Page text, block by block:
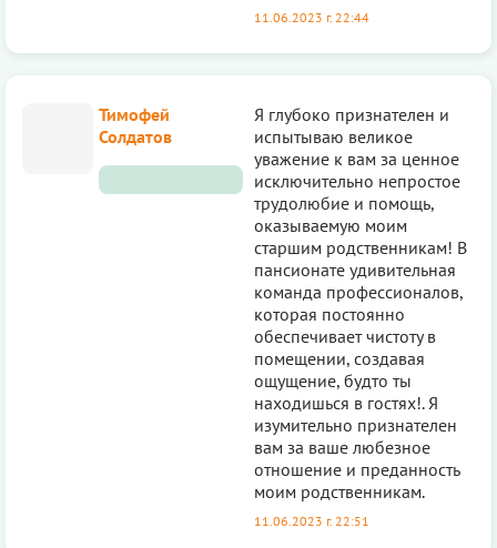
11.06.2023 г. 22:44
Тимофей
Солдатов
Я глубоко признателен и
испытываю великое
уважение к вам за ценное
исключительно непростое
трудолюбие и помощь,
оказываемую моим
старшим родственникам! В
пансионате удивительная
команда профессионалов,
которая постоянно
обеспечивает чистоту в
помещении, создавая
ощущение, будто ты
находишься в гостях!. Я
изумительно признателен
вам за ваше любезное
отношение и преданность
моим родственникам.
11.06.2023 г. 22:51